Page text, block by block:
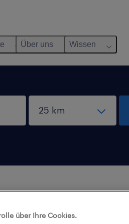
Über uns Wissen
Jobs gefunden.
über Ihre Cookies.